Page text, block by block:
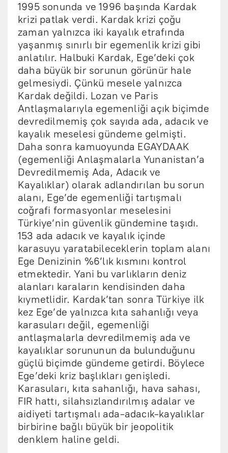
1995 sonunda ve 1996 başında Kardak
krizi patlak verdi. Kardak krizi çoğu
zaman yalnızca iki kayalık etrafında
yaşanmış sınırlı bir egemenlik krizi gibi
anlatılır. Halbuki Kardak, Ege’deki çok
daha büyük bir sorunun görünür hale
gelmesiydi. Çünkü mesele yalnızca
Kardak değildi. Lozan ve Paris
Antlaşmalarıyla egemenliği açık biçimde
devredilmemiş çok sayıda ada, adacık ve
kayalık meselesi gündeme gelmişti.
Daha sonra kamuoyunda EGAYDAAK
(egemenliği Anlaşmalarla Yunanistan’a
Devredilmemiş Ada, Adacık ve
Kayalıklar) olarak adlandırılan bu sorun
alanı, Ege’de egemenliği tartışmalı
coğrafi formasyonlar meselesini
Türkiye’nin güvenlik gündemine taşıdı.
153 ada adacık ve kayalık içinde
karasuyu yaratabileceklerin toplam alanı
Ege Denizinin %6’lık kısmını kontrol
etmektedir. Yani bu varlıkların deniz
alanları karaların kendisinden daha
kıymetlidir. Kardak’tan sonra Türkiye ilk
kez Ege’de yalnızca kıta sahanlığı veya
karasuları değil, egemenliği
antlaşmalarla devredilmemiş ada ve
kayalıklar sorununun da bulunduğunu
güçlü biçimde gündeme getirdi. Böylece
Ege’deki kriz başlıkları genişledi.
Karasuları, kıta sahanlığı, hava sahası,
FIR hattı, silahsızlandırılmış adalar ve
aidiyeti tartışmalı ada-adacık-kayalıklar
birbirine bağlı büyük bir jeopolitik
denklem haline geldi.